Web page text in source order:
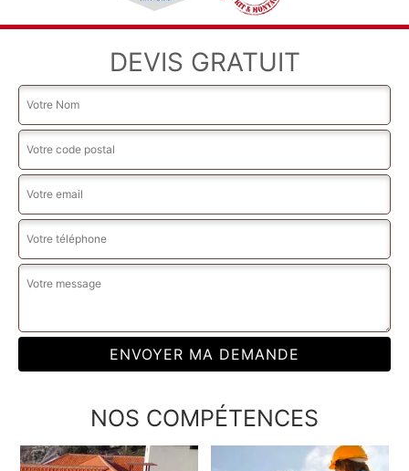
DEVIS GRATUIT
NOS COMPÉTENCES